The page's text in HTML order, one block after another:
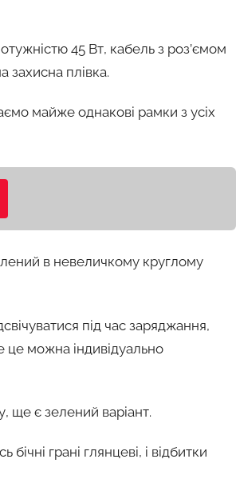
45 Вт, кабель з роз’ємом
захисна плівка.
майже однакові рамки з усіх
в невеличкому круглому
під час заряджання,
це можна індивідуально
ще є зелений варіант.
грані глянцеві, і відбитки